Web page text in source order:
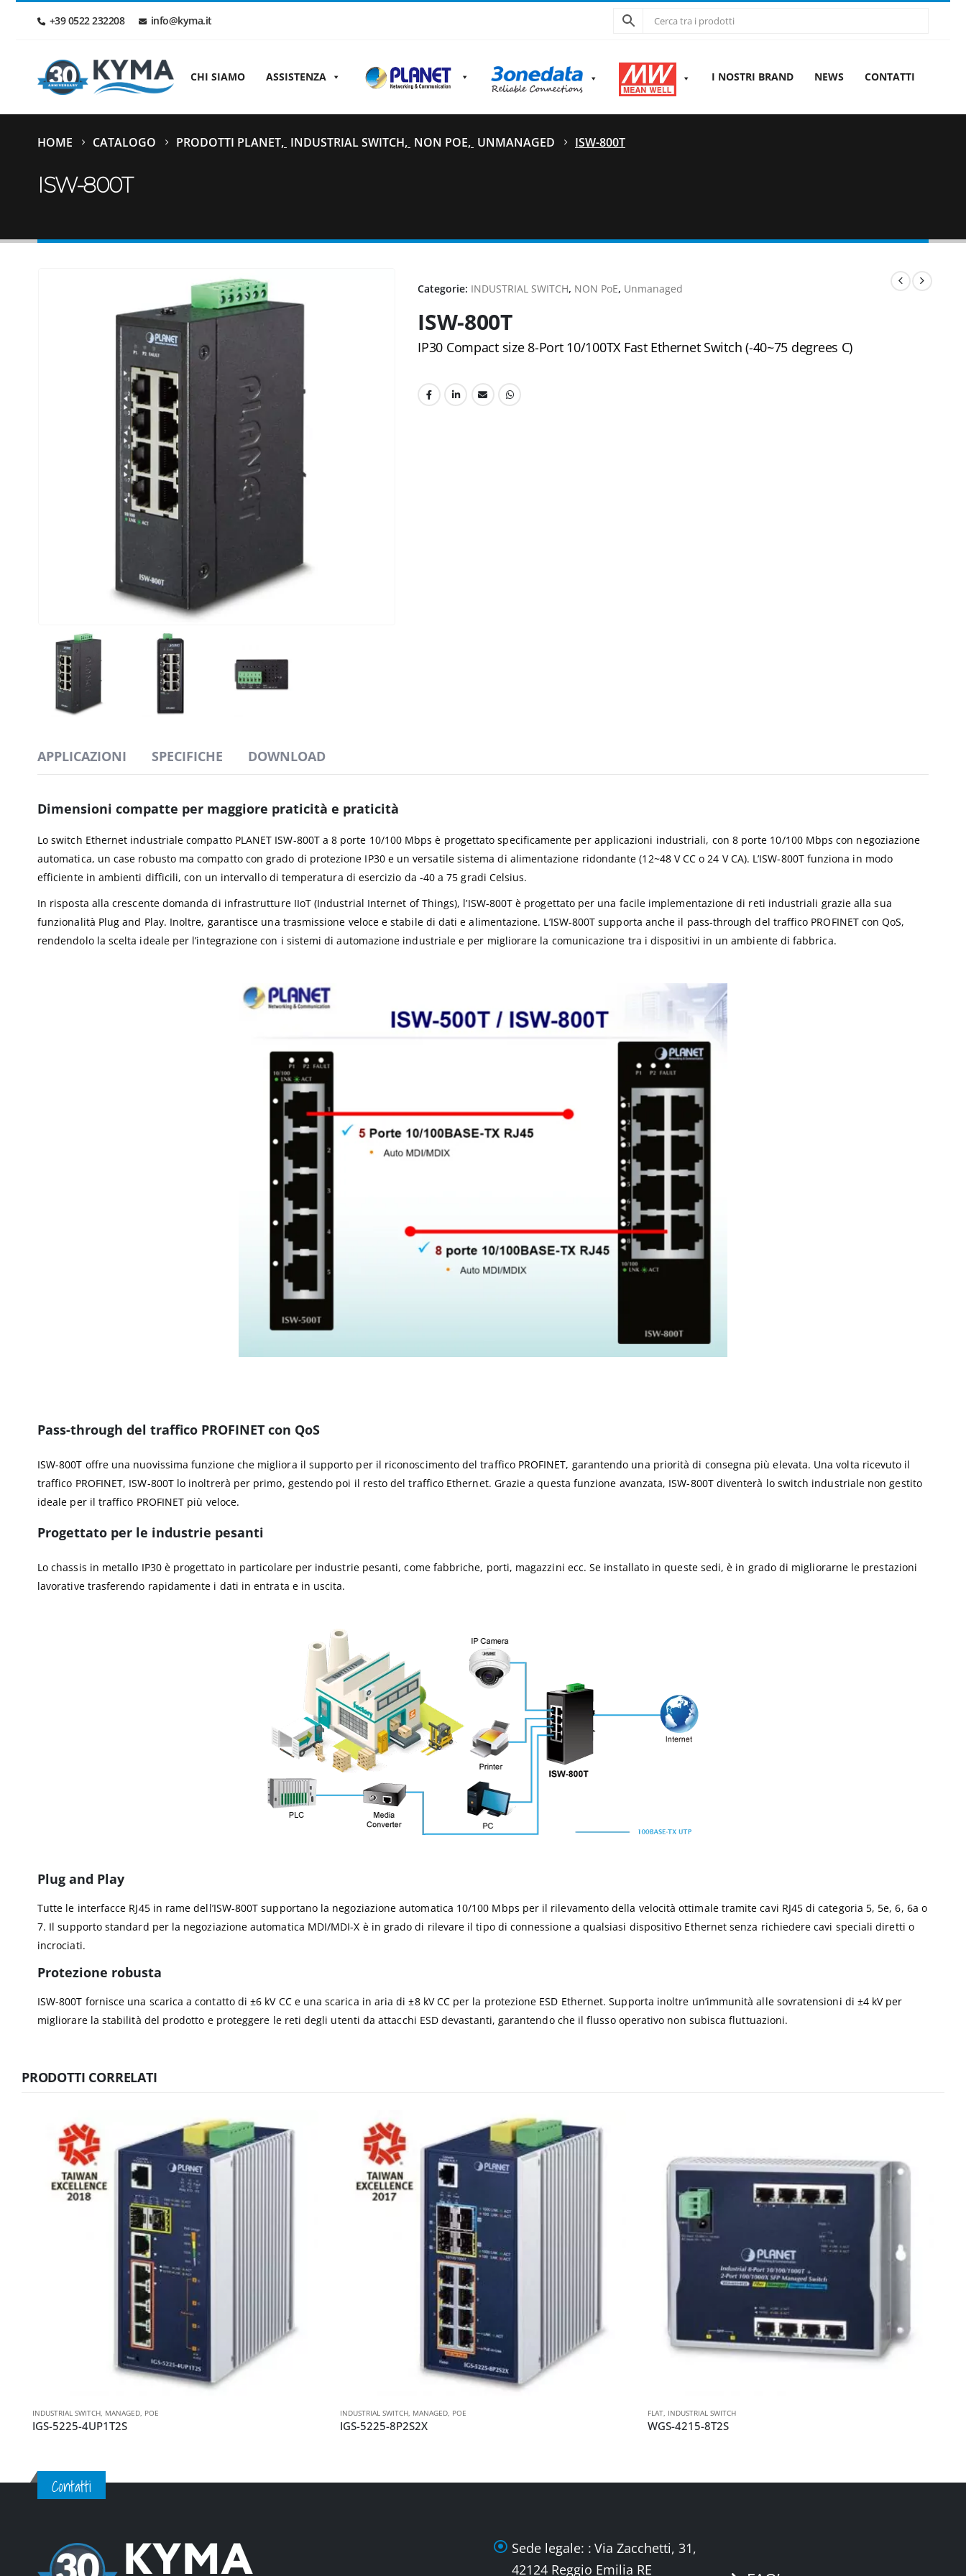
+39 0522 232208 info@kyma.it
CHI SIAMO ASSISTENZA I NOSTRI BRAND NEWS CONTATTI
HOME CATALOGO PRODOTTI PLANET, INDUSTRIAL SWITCH, NON POE, UNMANAGED ISW-800T
ISW-800T
Categorie: INDUSTRIAL SWITCH, NON PoE, Unmanaged
ISW-800T
IP30 Compact size 8-Port 10/100TX Fast Ethernet Switch (-40~75 degrees C)
APPLICAZIONI SPECIFICHE DOWNLOAD
Dimensioni compatte per maggiore praticità e praticità
Lo switch Ethernet industriale compatto PLANET ISW-800T a 8 porte 10/100 Mbps è progettato specificamente per applicazioni industriali, con 8 porte 10/100 Mbps con negoziazione
automatica, un case robusto ma compatto con grado di protezione IP30 e un versatile sistema di alimentazione ridondante (12~48 V CC o 24 V CA). L’ISW-800T funziona in modo
efficiente in ambienti difficili, con un intervallo di temperatura di esercizio da -40 a 75 gradi Celsius.
In risposta alla crescente domanda di infrastrutture IIoT (Industrial Internet of Things), l’ISW-800T è progettato per una facile implementazione di reti industriali grazie alla sua
funzionalità Plug and Play. Inoltre, garantisce una trasmissione veloce e stabile di dati e alimentazione. L’ISW-800T supporta anche il pass-through del traffico PROFINET con QoS,
rendendolo la scelta ideale per l’integrazione con i sistemi di automazione industriale e per migliorare la comunicazione tra i dispositivi in ​​un ambiente di fabbrica.
Pass-through del traffico PROFINET con QoS
ISW-800T offre una nuovissima funzione che migliora il supporto per il riconoscimento del traffico PROFINET, garantendo una priorità di consegna più elevata. Una volta ricevuto il
traffico PROFINET, ISW-800T lo inoltrerà per primo, gestendo poi il resto del traffico Ethernet. Grazie a questa funzione avanzata, ISW-800T diventerà lo switch industriale non gestito
ideale per il traffico PROFINET più veloce.
Progettato per le industrie pesanti
Lo chassis in metallo IP30 è progettato in particolare per industrie pesanti, come fabbriche, porti, magazzini ecc. Se installato in queste sedi, è in grado di migliorarne le prestazioni
lavorative trasferendo rapidamente i dati in entrata e in uscita.
Plug and Play
Tutte le interfacce RJ45 in rame dell’ISW-800T supportano la negoziazione automatica 10/100 Mbps per il rilevamento della velocità ottimale tramite cavi RJ45 di categoria 5, 5e, 6, 6a o
7. Il supporto standard per la negoziazione automatica MDI/MDI-X è in grado di rilevare il tipo di connessione a qualsiasi dispositivo Ethernet senza richiedere cavi speciali diretti o
incrociati.
Protezione robusta
ISW-800T fornisce una scarica a contatto di ±6 kV CC e una scarica in aria di ±8 kV CC per la protezione ESD Ethernet. Supporta inoltre un’immunità alle sovratensioni di ±4 kV per
migliorare la stabilità del prodotto e proteggere le reti degli utenti da attacchi ESD devastanti, garantendo che il flusso operativo non subisca fluttuazioni.
PRODOTTI CORRELATI
INDUSTRIAL SWITCH, MANAGED, POE
IGS-5225-4UP1T2S
INDUSTRIAL SWITCH, MANAGED, POE
IGS-5225-8P2S2X
FLAT, INDUSTRIAL SWITCH
WGS-4215-8T2S
Contatti
Sede legale: : Via Zacchetti, 31,
42124 Reggio Emilia RE